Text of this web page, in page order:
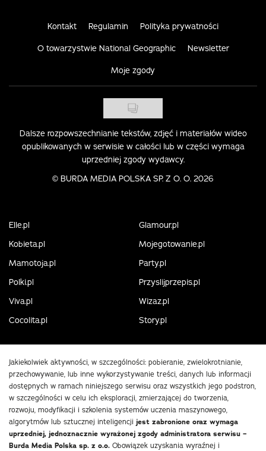
Kontakt Regulamin Polityka prywatności
O towarzystwie National Geographic Newsletter
Moje zgody
Dalsze rozpowszechnianie tekstów, zdjęć i materiałów wideo
opublikowanych w serwisie w całości lub w części wymaga
uprzedniej zgody wydawcy.
© BURDA MEDIA POLSKA SP. Z O. O. 2026
Elle.pl
Glamour.pl
Kobieta.pl
Mojegotowanie.pl
Mamotoja.pl
Party.pl
Polki.pl
Przyslijprzepis.pl
Viva.pl
Wizaz.pl
Cocolita.pl
Story.pl
Jakiekolwiek aktywności, w szczególności: pobieranie, zwielokrotnianie,
przechowywanie, lub inne wykorzystywanie treści, danych lub informacji
dostępnych w ramach niniejszego serwisu oraz wszystkich jego podstron,
w szczególności w celu ich eksploracji, zmierzającej do tworzenia,
rozwoju, modyfikacji i szkolenia systemów uczenia maszynowego,
algorytmów lub sztucznej inteligencji jest zabronione oraz wymaga
uprzedniej, jednoznacznie wyrażonej zgody administratora serwisu –
Burda Media Polska sp. z o.o. Obowiązek uzyskania wyraźnej i